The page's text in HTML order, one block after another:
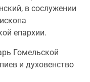
в сослужении
епархии.
Гомельской
и духовенство